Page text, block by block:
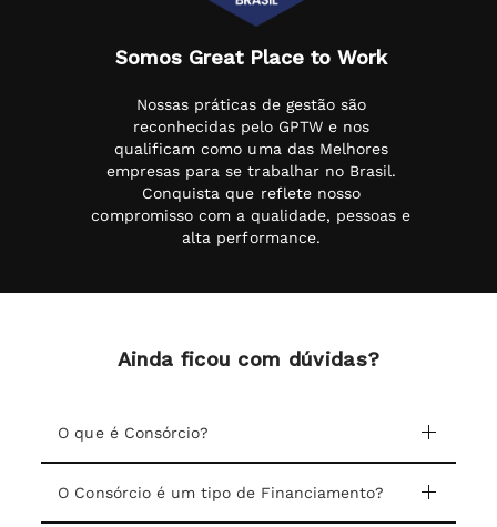
Somos Great Place to Work
Nossas práticas de gestão são
reconhecidas pelo GPTW e nos
qualificam como uma das Melhores
empresas para se trabalhar no Brasil.
Conquista que reflete nosso
compromisso com a qualidade, pessoas e
alta performance.
Ainda ficou com dúvidas?
O que é Consórcio?
O Consórcio é um tipo de Financiamento?